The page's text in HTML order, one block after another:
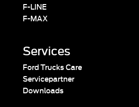
F-LINE
F-MAX
Services
Ford Trucks Care
Servicepartner
Downloads